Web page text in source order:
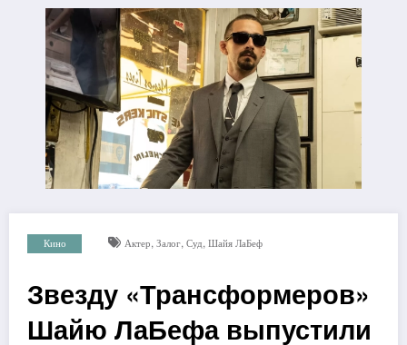
Кино Актер, Залог, Суд, Шайя ЛаБеф
Звезду «Трансформеров»
Шайю ЛаБефа выпустили